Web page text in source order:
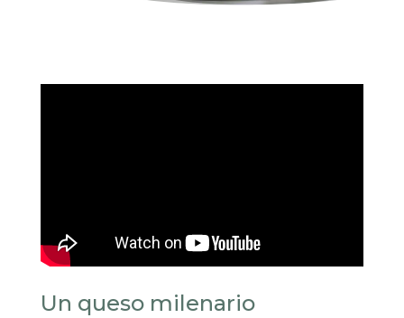
Un queso milenario